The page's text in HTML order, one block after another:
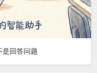
回答问题